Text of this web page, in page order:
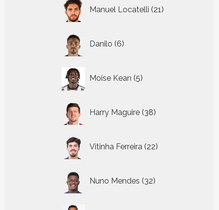
Manuel Locatelli 21
producten
Danilo 6
producten
Moise Kean 5
producten
Harry Maguire 38
producten
Vitinha Ferreira 22
producten
Nuno Mendes 32
producten